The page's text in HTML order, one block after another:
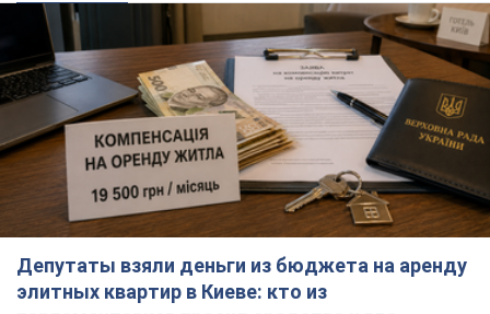
Депутаты взяли деньги из бюджета на аренду
элитных квартир в Киеве: кто из